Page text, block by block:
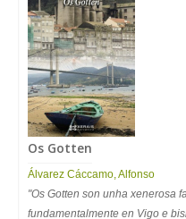
Os Gotten
Álvarez Cáccamo, Alfonso
"Os Gotten son unha xenerosa
fundamentalmente en Vigo e